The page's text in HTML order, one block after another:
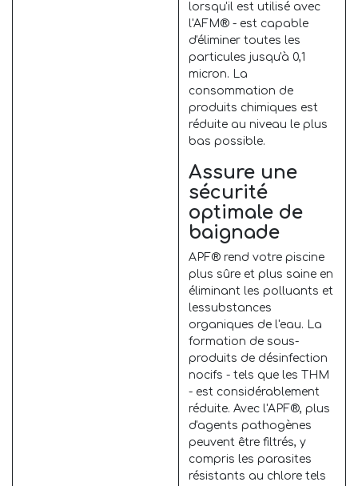
lorsqu'il est utilisé avec
l'AFM® - est capable
d'éliminer toutes les
particules jusqu'à 0,1
micron. La
consommation de
produits chimiques est
réduite au niveau le plus
bas possible.
Assure une
sécurité
optimale de
baignade
APF® rend votre piscine
plus sûre et plus saine en
éliminant les polluants et
lessubstances
organiques de l'eau. La
formation de sous-
produits de désinfection
nocifs - tels que les THM
- est considérablement
réduite. Avec l'APF®, plus
d'agents pathogènes
peuvent être filtrés, y
compris les parasites
résistants au chlore tels